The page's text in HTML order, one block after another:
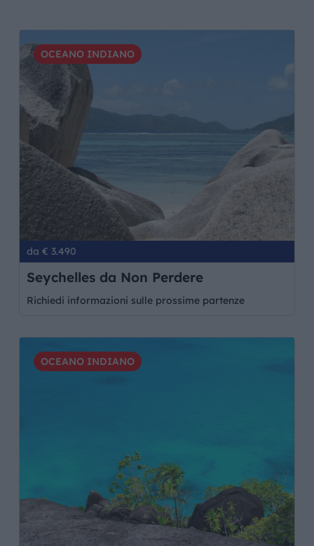
OCEANO INDIANO
da € 3.490
Seychelles da Non Perdere
Richiedi informazioni sulle prossime partenze
OCEANO INDIANO